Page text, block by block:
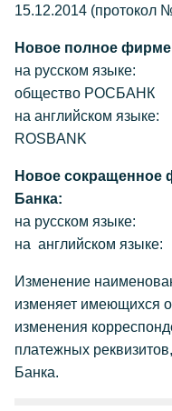
15.12.2014 (протокол
Новое полное
на русском языке:
общество РОСБАНК
на английском
ROSBANK
Новое сокращенное
Банка:
на русском
на английском
Изменение
изменяет имеющихся
изменения
платежных
Банка.